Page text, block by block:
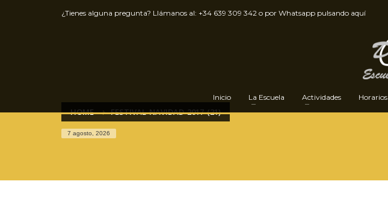
¿Tienes alguna pregunta? Llámanos al: +34 639 309 342 o por Whatsapp pulsando aquí
Inicio La Escuela Actividades Horarios
HOME FESTIVAL-NAVIDAD-2017-(21)
7 agosto, 2026